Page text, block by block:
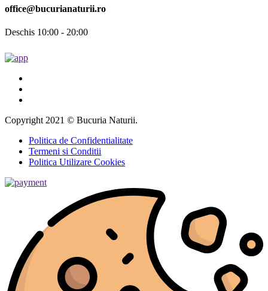
office@bucurianaturii.ro
Deschis 10:00 - 20:00
Copyright 2021 © Bucuria Naturii.
Politica de Confidentialitate
Termeni si Conditii
Politica Utilizare Cookies